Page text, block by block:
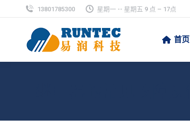
13801785300 星期一 -- 星期五 9 点 – 17点
首页